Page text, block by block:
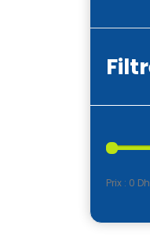
Prix : 0 Dh